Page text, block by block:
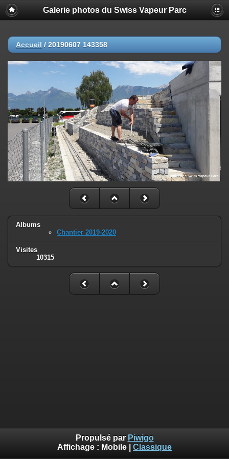
Galerie photos du Swiss Vapeur Parc
Accueil / 20190607 143358
Albums
Chantier 2019-2020
Visites
10315
Propulsé par Piwigo
Affichage : Mobile Classique